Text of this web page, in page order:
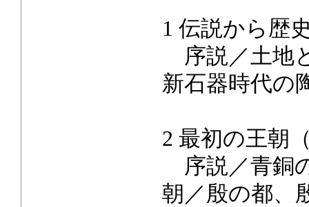
1 伝説から歴
序説／土地
新石器時代の
2 最初の王朝
序説／青銅
朝／殷の都、